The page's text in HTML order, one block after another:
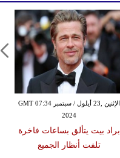
الإثنين ,23 أيلول / سبتمبر GMT 07:34
2024
براد بيت يتألق بساعات فاخرة
تلفت أنظار الجميع